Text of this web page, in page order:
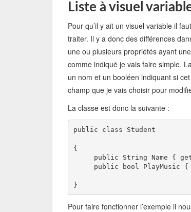
Liste à visuel
Pour qu’il y ait un visuel variable il
traiter. Il y a donc des différences
une ou plusieurs propriétés ayant
comme indiqué je vais faire simple.
un nom et un booléen indiquant si
champ que je vais choisir pour
La classe est donc la suivante :
public class Student
{
public String Name {
public bool PlayMusic {
}
Pour faire fonctionner l’exemple il